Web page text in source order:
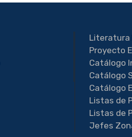
Literatura
Proyecto
Catálogo
Catálogo
Catálogo
Listas de
Listas de
Jefes